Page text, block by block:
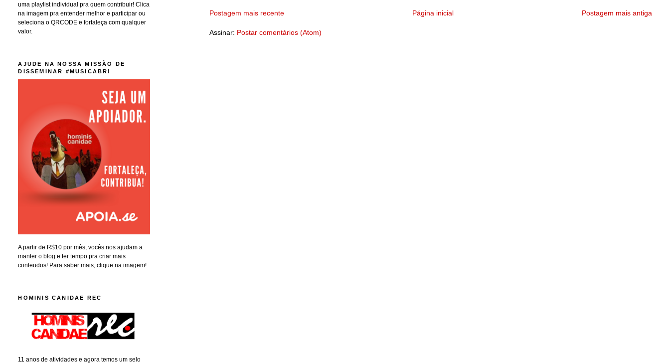
Postagem mais recente Postagem mais antiga
Página inicial
Assinar: Postar comentários (Atom)
uma playlist individual pra quem contribuir! Clica
na imagem pra entender melhor e participar ou
seleciona o QRCODE e fortaleça com qualquer
valor.
AJUDE NA NOSSA MISSÃO DE
DISSEMINAR #MUSICABR!
A partir de R$10 por mês, vocês nos ajudam a
manter o blog e ter tempo pra criar mais
conteudos! Para saber mais, clique na imagem!
HOMINIS CANIDAE REC
11 anos de atividades e agora temos um selo